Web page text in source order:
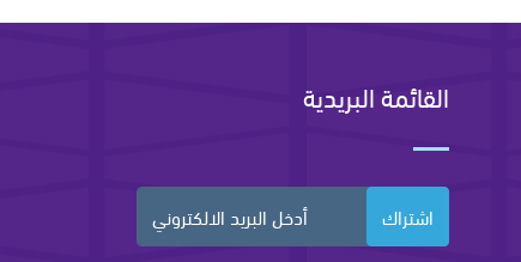
القائمة البريدية
اشتراك